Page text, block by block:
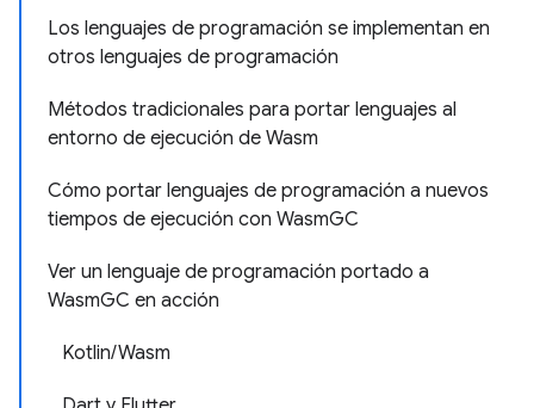
Los lenguajes de programación se implementan en
otros lenguajes de programación
Métodos tradicionales para portar lenguajes al
entorno de ejecución de Wasm
Cómo portar lenguajes de programación a nuevos
tiempos de ejecución con WasmGC
Ver un lenguaje de programación portado a
WasmGC en acción
Kotlin/Wasm